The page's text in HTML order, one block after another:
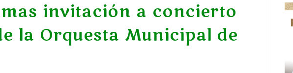
invitación a concierto
la Orquesta Municipal de